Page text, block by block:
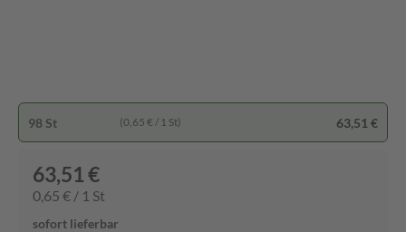
98 St (0,65 € / 1 St) 63,51 €
63,51 €
0,65 € / 1 St
sofort lieferbar